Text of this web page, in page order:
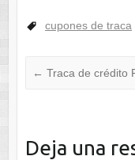
cupones de traca
← Traca de crédito
Deja una